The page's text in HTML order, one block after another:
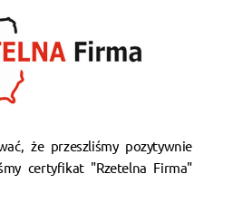
że przeszliśmy pozytywnie
certyfikat "Rzetelna Firma"